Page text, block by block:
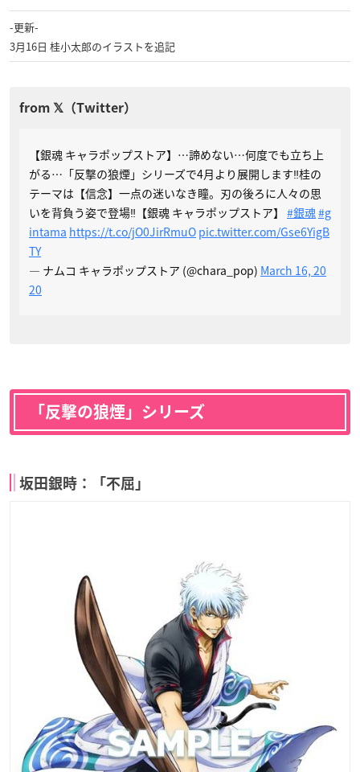
-更新-
3月16日 桂小太郎のイラストを追記
【銀魂 キャラポップストア】…諦めない…何度でも立ち上
がる…「反撃の狼煙」シリーズで4月より展開します‼桂の
テーマは【信念】一点の迷いなき瞳。刃の後ろに人々の思
いを背負う姿で登場‼【銀魂 キャラポップストア】 #銀魂 #g
intama https://t.co/jO0JirRmuO pic.twitter.com/Gse6YigB
TY
— ナムコ キャラポップストア (@chara_pop) March 16, 20
20
「反撃の狼煙」シリーズ
坂田銀時：「不屈」